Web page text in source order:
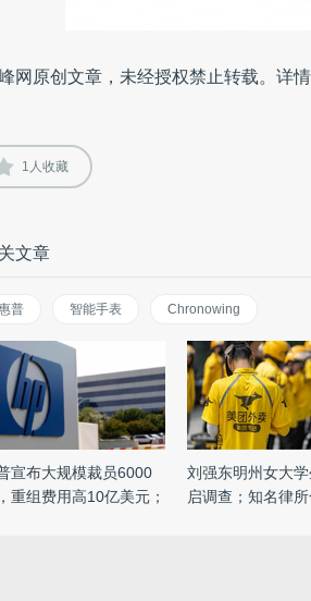
网原创文章，未经授权禁止转载。详
1 人收藏
文章
普 智能手表 Chronowing
宣布大规模裁员6000
重组费用高10亿美元；
刘强东明州女大
启调查；知名律